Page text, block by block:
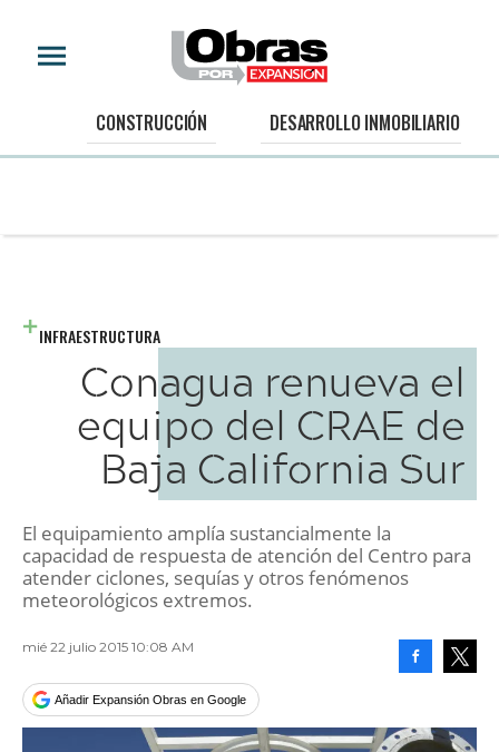
CONSTRUCCIÓN DESARROLLO INMOBILIARIO
INFRAESTRUCTURA
Conagua renueva el
equipo del CRAE de
Baja California Sur
El equipamiento amplía sustancialmente la
capacidad de respuesta de atención del Centro para
atender ciclones, sequías y otros fenómenos
meteorológicos extremos.
mié 22 julio 2015 10:08 AM
Añadir Expansión Obras en Google